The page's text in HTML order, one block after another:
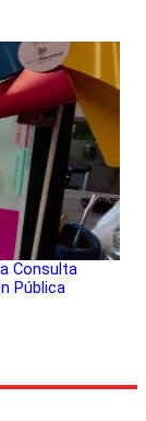
Consulta
Pública